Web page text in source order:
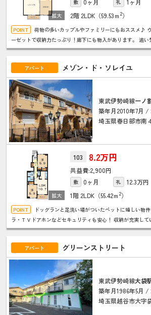
敷 0ヶ月 礼
1ヶ月
2階 2LDK（59.53ｍ 2）
荷物の多いカップルやファミリーにもおススメ♪
ーゼットで収納力たっぷり！廊下にも物入があります。 追い
も温かいお風呂。シャンプードレッサーやウォシュレットも
アパート メゾン・ド・ソレイユ
東武伊勢崎線一ノ
築年月2010年7月 /
埼玉県春日部市南
103 8.2万円
2,900円
敷 0ヶ月 礼
12.3万円
1階 2LDK（55.42ｍ 2）
ドッグランと足洗い場がついたペットに嬉しい物
ラ・ＴＶドアホンなどセキュリティも安心！ 収納が充実して
ります！ ＮＵＲＯ光が無料で使え経済的！南向きで日当た
アパート グリーンストリート
東武伊勢崎線大袋
築年月1986年5月 /
埼玉県越谷市大字